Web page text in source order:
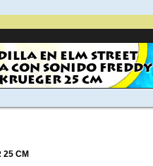
EN ELM STREET
CON SONIDO FREDDY
KRUEGER 25 CM
25 CM